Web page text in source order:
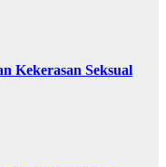
Kekerasan Seksual